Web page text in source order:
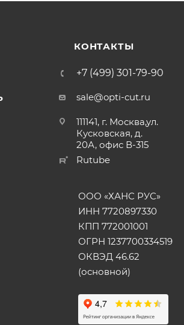
КОНТАКТЫ
+7 (499) 301-79-90
sale@opti-cut.ru
111141, г. Москва,ул.
Кусковская, д.
20А, офис В-315
Rutube
ООО «ХАНС РУС»
ИНН 7720897330
КПП 772001001
ОГРН 1237700334519
ОКВЭД 46.62
(основной)